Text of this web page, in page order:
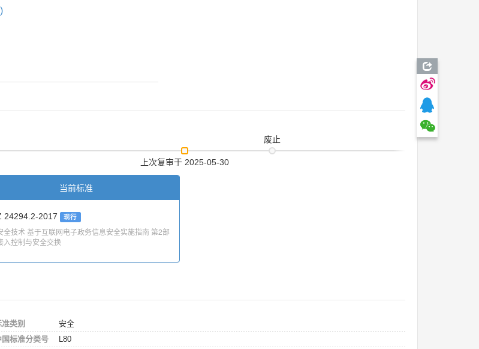
上次复审于 2025-05-30
废止
当前标准
24294.2-2017 现行
全技术 基于互联网电子政务信息安全实施指南 第2部
入控制与安全交换
类别
安全
国标准分类号
L80